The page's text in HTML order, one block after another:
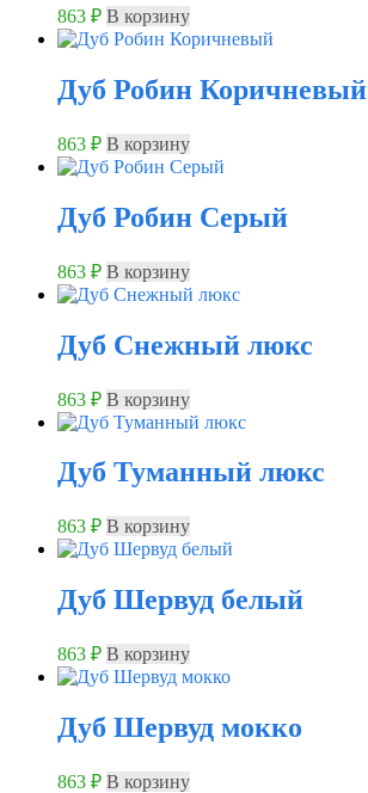
863 ₽ В корзину
Дуб Робин Коричневый
863 ₽ В корзину
Дуб Робин Серый
863 ₽ В корзину
Дуб Снежный люкс
863 ₽ В корзину
Дуб Туманный люкс
863 ₽ В корзину
Дуб Шервуд белый
863 ₽ В корзину
Дуб Шервуд мокко
863 ₽ В корзину